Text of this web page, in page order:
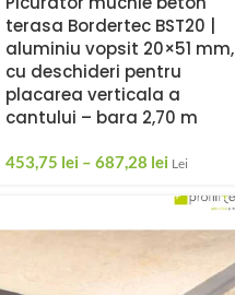
terasa Bordertec BST20 |
aluminiu vopsit 20×51 mm,
cu deschideri pentru
placarea verticala a
cantului – bara 2,70 m
453,75 lei – 687,28 lei Lei